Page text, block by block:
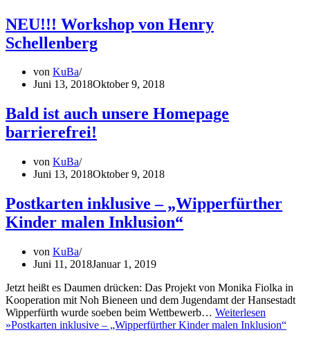
NEU!!! Workshop von Henry
Schellenberg
von KuBa
Juni 13, 2018Oktober 9, 2018
Bald ist auch unsere Homepage
barrierefrei!
von KuBa
Juni 13, 2018Oktober 9, 2018
Postkarten inklusive – „Wipperfürther
Kinder malen Inklusion“
von KuBa
Juni 11, 2018Januar 1, 2019
Jetzt heißt es Daumen drücken: Das Projekt von Monika Fiolka in
Kooperation mit Noh Bieneen und dem Jugendamt der Hansestadt
Wipperfürth wurde soeben beim Wettbewerb… Weiterlesen
»Postkarten inklusive – „Wipperfürther Kinder malen Inklusion“